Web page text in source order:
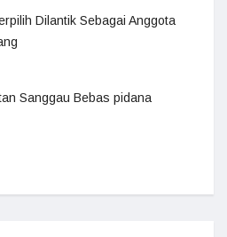
Dilantik Sebagai Anggota
Sanggau Bebas pidana